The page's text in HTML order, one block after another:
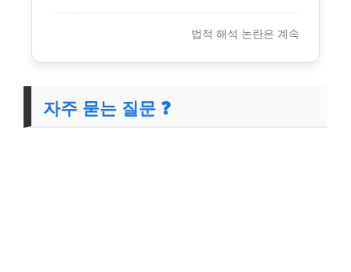
법적 해석 논란은 계속
자주 묻는 질문 ❓